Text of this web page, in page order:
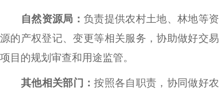
自然资源局： 负责提供农村土地、林地等资
源的产权登记、变更等相关服务，协助做好交易
项目的规划审查和用途监管。
其他相关部门：按照各自职责，协同做好农